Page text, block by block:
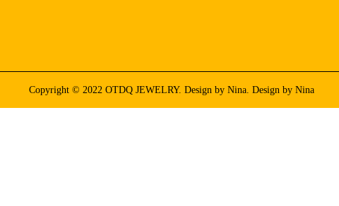
Copyright © 2022 OTDQ JEWELRY. Design by Nina. Design by Nina